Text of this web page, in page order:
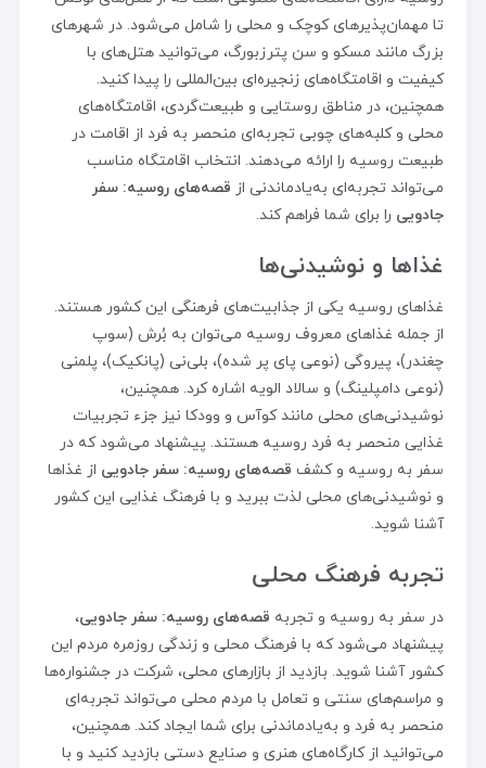
تا مهمان‌پذیرهای کوچک و محلی را شامل می‌شود. در شهرهای
بزرگ مانند مسکو و سن پترزبورگ، می‌توانید هتل‌های با
کیفیت و اقامتگاه‌های زنجیره‌ای بین‌المللی را پیدا کنید.
همچنین، در مناطق روستایی و طبیعت‌گردی، اقامتگاه‌های
محلی و کلبه‌های چوبی تجربه‌ای منحصر به فرد از اقامت در
طبیعت روسیه را ارائه می‌دهند. انتخاب اقامتگاه مناسب
می‌تواند تجربه‌ای به‌یادماندنی از قصه‌های روسیه: سفر
جادویی را برای شما فراهم کند.
غذاها و نوشیدنی‌ها
غذاهای روسیه یکی از جذابیت‌های فرهنگی این کشور هستند.
از جمله غذاهای معروف روسیه می‌توان به بُرش (سوپ
چغندر)، پیروگی (نوعی پای پر شده)، بلی‌نی (پانکیک)، پلمنی
(نوعی دامپلینگ) و سالاد الویه اشاره کرد. همچنین،
نوشیدنی‌های محلی مانند کوآس و وودکا نیز جزء تجربیات
غذایی منحصر به فرد روسیه هستند. پیشنهاد می‌شود که در
سفر به روسیه و کشف قصه‌های روسیه: سفر جادویی از غذاها
و نوشیدنی‌های محلی لذت ببرید و با فرهنگ غذایی این کشور
آشنا شوید.
تجربه فرهنگ محلی
در سفر به روسیه و تجربه قصه‌های روسیه: سفر جادویی،
پیشنهاد می‌شود که با فرهنگ محلی و زندگی روزمره مردم این
کشور آشنا شوید. بازدید از بازارهای محلی، شرکت در جشنواره‌ها
و مراسم‌های سنتی و تعامل با مردم محلی می‌تواند تجربه‌ای
منحصر به فرد و به‌یادماندنی برای شما ایجاد کند. همچنین،
می‌توانید از کارگاه‌های هنری و صنایع دستی بازدید کنید و با